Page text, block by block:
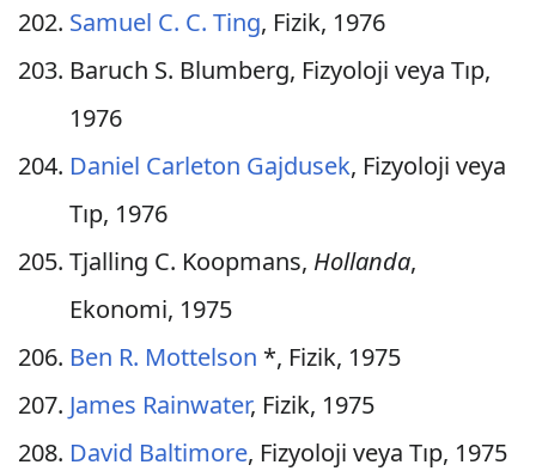
Samuel C. C. Ting, Fizik, 1976
Baruch S. Blumberg, Fizyoloji veya Tıp,
1976
Daniel Carleton Gajdusek, Fizyoloji veya
Tıp, 1976
Tjalling C. Koopmans, Hollanda,
Ekonomi, 1975
Ben R. Mottelson *, Fizik, 1975
James Rainwater, Fizik, 1975
David Baltimore, Fizyoloji veya Tıp, 1975